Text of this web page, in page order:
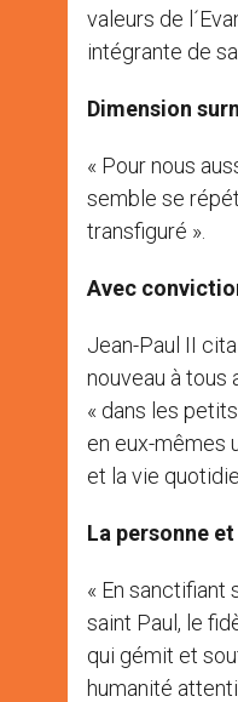
valeurs de
intégrante de
Dimension
« Pour nous
semble se
transfiguré ».
Avec
Jean-Paul II
nouveau à tous
« dans les
en eux-mêmes
et la vie
La personne
« En
saint Paul, le
qui gémit et
humanité